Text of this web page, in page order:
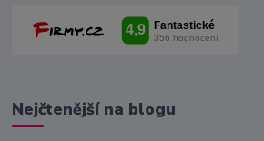
Nejčtenější na blogu